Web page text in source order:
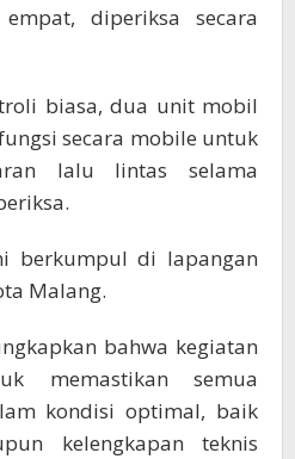
diperiksa secara
biasa, dua unit mobil
secara mobile untuk
lalu lintas selama
berkumpul di lapangan
Malang.
bahwa kegiatan
memastikan semua
kondisi optimal, baik
kelengkapan teknis